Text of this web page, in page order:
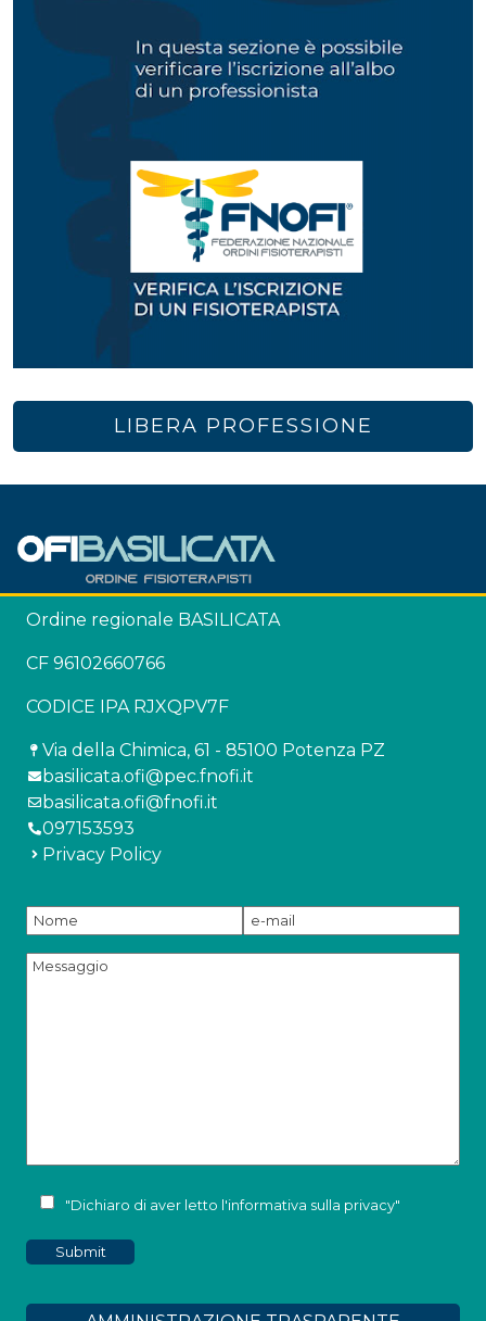
LIBERA PROFESSIONE
Ordine regionale BASILICATA
CF 96102660766
CODICE IPA RJXQPV7F
Via della Chimica, 61 - 85100 Potenza PZ
basilicata.ofi@pec.fnofi.it
basilicata.ofi@fnofi.it
097153593
Privacy Policy
"Dichiaro di aver letto l'informativa sulla privacy"